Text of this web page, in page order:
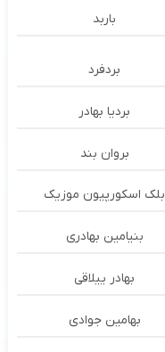
باربد
بردفرد
بردیا بهادر
بروان بند
بلک اسکورپیون موزیک
بنیامین بهادری
بهادر ییلاقی
بهامین جوادی